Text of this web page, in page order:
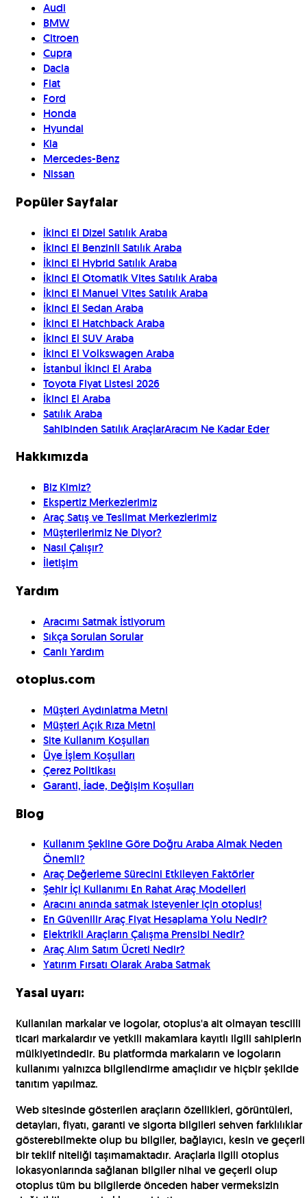
Audi
BMW
Citroen
Cupra
Dacia
Fiat
Ford
Honda
Hyundai
Kia
Mercedes-Benz
Nissan
Popüler Sayfalar
İkinci El Dizel Satılık Araba
İkinci El Benzinli Satılık Araba
İkinci El Hybrid Satılık Araba
İkinci El Otomatik Vites Satılık Araba
İkinci El Manuel Vites Satılık Araba
İkinci El Sedan Araba
İkinci El Hatchback Araba
İkinci El SUV Araba
İkinci El Volkswagen Araba
İstanbul İkinci El Araba
Toyota Fiyat Listesi 2026
İkinci El Araba
Satılık Araba
Sahibinden Satılık AraçlarAracım Ne Kadar Eder
Hakkımızda
Biz Kimiz?
Ekspertiz Merkezlerimiz
Araç Satış ve Teslimat Merkezlerimiz
Müşterilerimiz Ne Diyor?
Nasıl Çalışır?
İletişim
Yardım
Aracımı Satmak İstiyorum
Sıkça Sorulan Sorular
Canlı Yardım
otoplus.com
Müşteri Aydınlatma Metni
Müşteri Açık Rıza Metni
Site Kullanım Koşulları
Üye İşlem Koşulları
Çerez Politikası
Garanti, İade, Değişim Koşulları
Blog
Kullanım Şekline Göre Doğru Araba Almak Neden
Önemli?
Araç Değerleme Sürecini Etkileyen Faktörler
Şehir İçi Kullanımı En Rahat Araç Modelleri
Aracını anında satmak isteyenler için otoplus!
En Güvenilir Araç Fiyat Hesaplama Yolu Nedir?
Elektrikli Araçların Çalışma Prensibi Nedir?
Araç Alım Satım Ücreti Nedir?
Yatırım Fırsatı Olarak Araba Satmak
Yasal uyarı:
Kullanılan markalar ve logolar, otoplus'a ait olmayan tescilli
ticari markalardır ve yetkili makamlara kayıtlı ilgili sahiplerin
mülkiyetindedir. Bu platformda markaların ve logoların
kullanımı yalnızca bilgilendirme amaçlıdır ve hiçbir şekilde
tanıtım yapılmaz.
Web sitesinde gösterilen araçların özellikleri, görüntüleri,
detayları, fiyatı, garanti ve sigorta bilgileri sehven farklılıklar
gösterebilmekte olup bu bilgiler, bağlayıcı, kesin ve geçerli
bir teklif niteliği taşımamaktadır. Araçlarla ilgili otoplus
lokasyonlarında sağlanan bilgiler nihai ve geçerli olup
otoplus tüm bu bilgilerde önceden haber vermeksizin